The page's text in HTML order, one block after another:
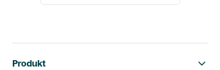
Produkt